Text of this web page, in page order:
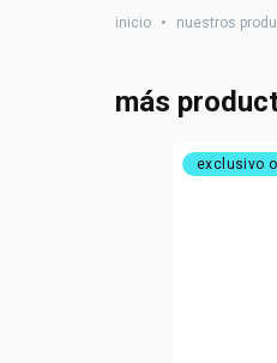
inicio • nuestros
más
exclusivo